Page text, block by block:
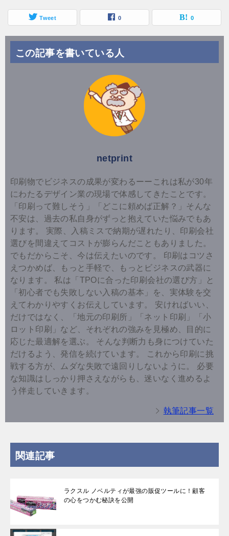
Tweet 0 0
この記事を書いている人
netprint
印刷物でビジネスの成果が変わるーーこれは私が30年
にわたるデザイン業の現場で体感してきたことです。
「印刷って難しそう」「どこに頼めば正解？」そんな
不安は、過去の私自身がずっと抱えていた悩みでもあ
ります。 実際、入稿ミスで納期が遅れたり、印刷会社
選びを間違えてコストが膨らんだこともありました。
でもだからこそ、今は伝えたいのです。 印刷はコツさ
えつかめば、もっと手軽で、もっとビジネスの武器に
なります。 私は「TPOに合った印刷会社の選び方」と
「初心者でも失敗しない入稿の基本」を、実体験を交
えてわかりやすくお伝えしています。 安ければいい、
だけではなく、「地元の印刷所」「ネット印刷」「小
ロット印刷」など、それぞれの強みを見極め、目的に
応じた最適解を選ぶ。 そんな判断力も身につけていた
だけるよう、発信を続けています。 これから印刷に挑
戦する方が、ムダな失敗で遠回りしないように。 必要
な知識はしっかり押さえながらも、迷いなく進めるよ
う伴走していきます。
執筆記事一覧
関連記事
ラクスル ノベルティが最強の販促ツールに！顧客
の心をつかむ秘訣を公開